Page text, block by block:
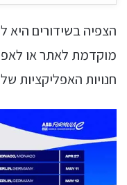
הצפיה בשידורים
מוקדמת לאתר או
חנויות האפליקציות